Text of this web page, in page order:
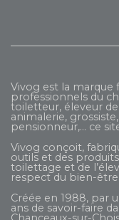
Vivog est la marque
professionnels du
toiletteur, éleveur
animalerie,
pensionneur,... ce
Vivog conçoit,
outils et des
toilettage et de
respect du bien-être
Créée en 1988, par
ans de savoir-faire